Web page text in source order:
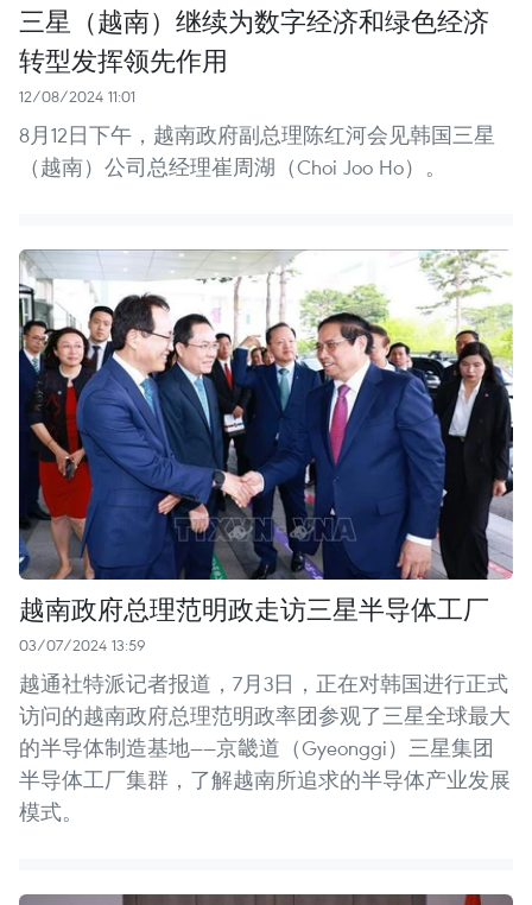
三星（越南）继续为数字经济和绿色经济
转型发挥领先作用
12/08/2024 11:01
8月12日下午，越南政府副总理陈红河会见韩国三星
（越南）公司总经理崔周湖（Choi Joo Ho）。
越南政府总理范明政走访三星半导体工厂
03/07/2024 13:59
越通社特派记者报道，7月3日，正在对韩国进行正式
访问的越南政府总理范明政率团参观了三星全球最大
的半导体制造基地——京畿道（Gyeonggi）三星集团
半导体工厂集群，了解越南所追求的半导体产业发展
模式。